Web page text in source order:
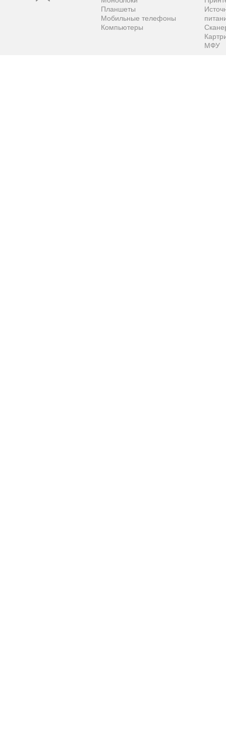
Планшеты
Мобильные телефоны
Компьютеры
МФУ